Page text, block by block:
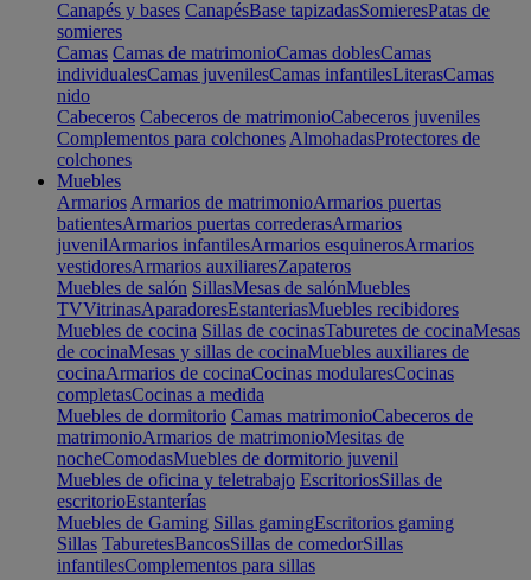
Canapés y bases CanapésBase tapizadasSomieresPatas de
somieres
Camas Camas de matrimonioCamas doblesCamas
individualesCamas juvenilesCamas infantilesLiterasCamas
nido
Cabeceros Cabeceros de matrimonioCabeceros juveniles
Complementos para colchones AlmohadasProtectores de
colchones
Muebles
Armarios Armarios de matrimonioArmarios puertas
batientesArmarios puertas correderasArmarios
juvenilArmarios infantilesArmarios esquinerosArmarios
vestidoresArmarios auxiliaresZapateros
Muebles de salón SillasMesas de salónMuebles
TVVitrinasAparadoresEstanteriasMuebles recibidores
Muebles de cocina Sillas de cocinasTaburetes de cocinaMesas
de cocinaMesas y sillas de cocinaMuebles auxiliares de
cocinaArmarios de cocinaCocinas modularesCocinas
completasCocinas a medida
Muebles de dormitorio Camas matrimonioCabeceros de
matrimonioArmarios de matrimonioMesitas de
nocheComodasMuebles de dormitorio juvenil
Muebles de oficina y teletrabajo EscritoriosSillas de
escritorioEstanterías
Muebles de Gaming Sillas gamingEscritorios gaming
Sillas TaburetesBancosSillas de comedorSillas
infantilesComplementos para sillas